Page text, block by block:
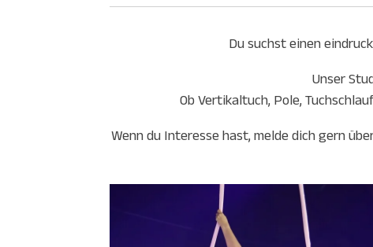
Du suchst einen
Unser
Ob Vertikaltuch, Pole,
Wenn du Interesse hast, melde dich gern